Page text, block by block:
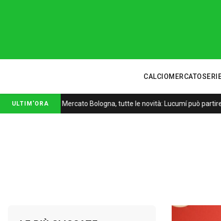
CALCIOMERCATO
ULTIM'ORA Mercato Bologna, tutte le novità: Lucumí può